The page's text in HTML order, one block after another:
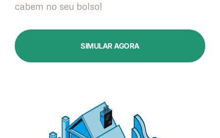
cabem no seu bolso!
SIMULAR AGORA